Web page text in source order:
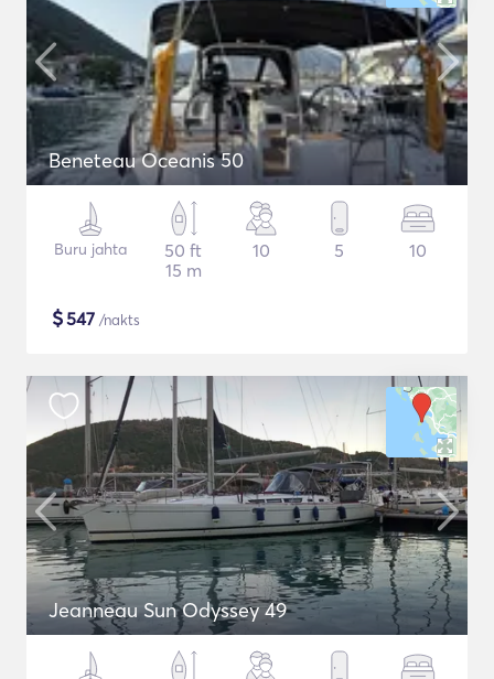
Beneteau Oceanis 50
Buru jahta
50 ft
15 m
10 5 10
$547 /nakts
Jeanneau Sun Odyssey 49